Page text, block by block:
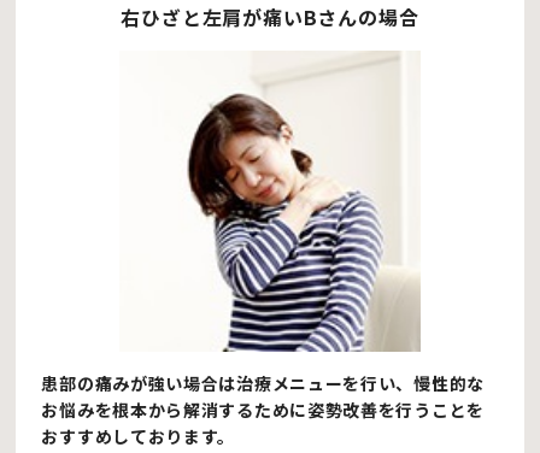
右ひざと左肩が痛いBさんの場合
患部の痛みが強い場合は治療メニューを行い、慢性的な
お悩みを根本から解消するために姿勢改善を行うことを
おすすめしております。